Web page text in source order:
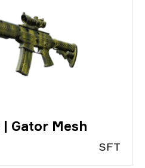
Gator Mesh
SFT